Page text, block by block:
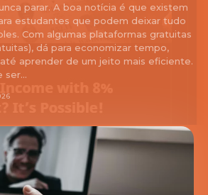
parar. A boa notícia é que existem
estudantes que podem deixar tudo
Com algumas plataformas gratuitas
dá para economizar tempo,
aprender de um jeito mais eficiente.
ser...